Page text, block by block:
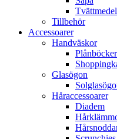
Tvättmedel
Tillbehör
Accessoarer
Handväskor
Plånböcker
Glasögon
Håraccessoarer
Diadem